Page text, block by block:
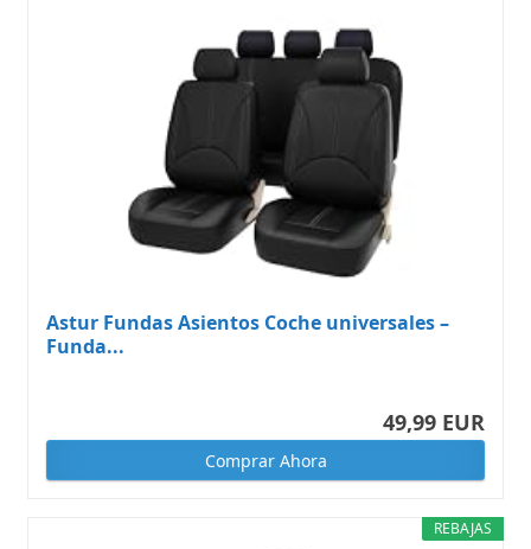
Astur Fundas Asientos Coche universales –
Funda...
49,99 EUR
Comprar Ahora
REBAJAS